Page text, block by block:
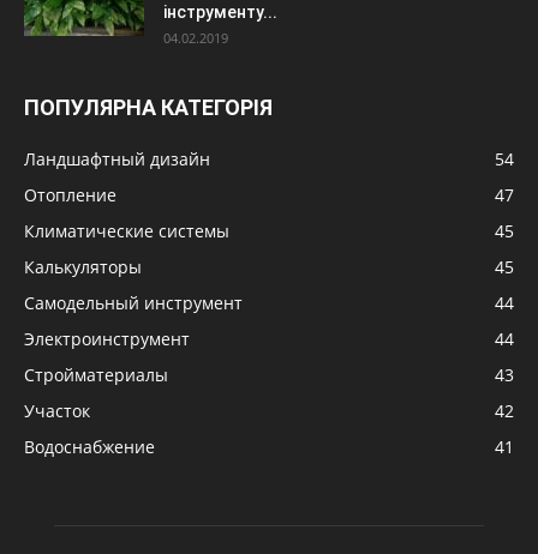
інструменту...
04.02.2019
ПОПУЛЯРНА КАТЕГОРІЯ
Ландшафтный дизайн
54
Отопление
47
Климатические системы
45
Калькуляторы
45
Самодельный инструмент
44
Электроинструмент
44
Стройматериалы
43
Участок
42
Водоснабжение
41